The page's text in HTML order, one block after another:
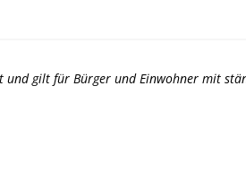
gilt für Bürger und Einwohner mit